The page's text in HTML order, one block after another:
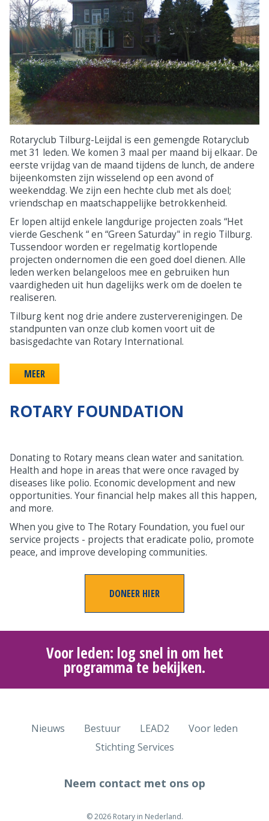
Rotaryclub Tilburg-Leijdal is een gemengde Rotaryclub
met 31 leden. We komen 3 maal per maand bij elkaar. De
eerste vrijdag van de maand tijdens de lunch, de andere
bijeenkomsten zijn wisselend op een avond of
weekenddag. We zijn een hechte club met als doel;
vriendschap en maatschappelijke betrokkenheid.
Er lopen altijd enkele langdurige projecten zoals “Het
vierde Geschenk “ en “Green Saturday" in regio Tilburg.
Tussendoor worden er regelmatig kortlopende
projecten ondernomen die een goed doel dienen. Alle
leden werken belangeloos mee en gebruiken hun
vaardigheden uit hun dagelijks werk om de doelen te
realiseren.
Tilburg kent nog drie andere zusterverenigingen. De
standpunten van onze club komen voort uit de
basisgedachte van Rotary International.
MEER
ROTARY FOUNDATION
Donating to Rotary means clean water and sanitation.
Health and hope in areas that were once ravaged by
diseases like polio. Economic development and new
opportunities. Your financial help makes all this happen,
and more.
When you give to The Rotary Foundation, you fuel our
service projects - projects that eradicate polio, promote
peace, and improve developing communities.
DONEER HIER
Voor leden: log snel in om het
programma te bekijken.
Nieuws Bestuur LEAD2
Voor leden
Stichting Services
Neem contact met ons op
© 2026 Rotary in Nederland.